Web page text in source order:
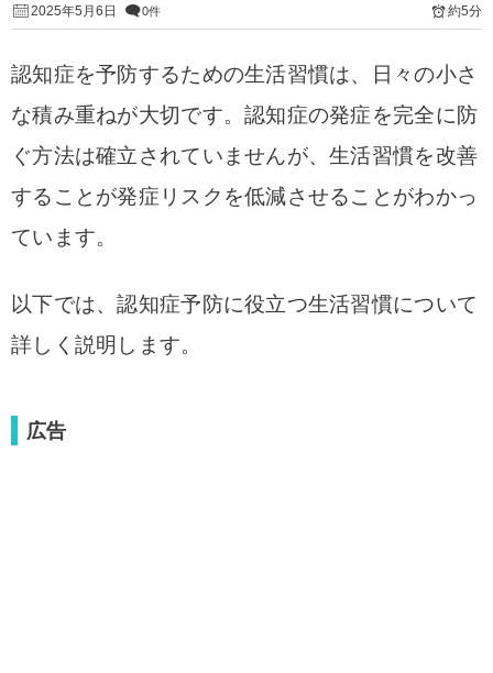
2025年5月6日 0件 約5分
認知症を予防するための生活習慣は、日々の小さ
な積み重ねが大切です。認知症の発症を完全に防
ぐ方法は確立されていませんが、生活習慣を改善
することが発症リスクを低減させることがわかっ
ています。
以下では、認知症予防に役立つ生活習慣について
詳しく説明します。
広告